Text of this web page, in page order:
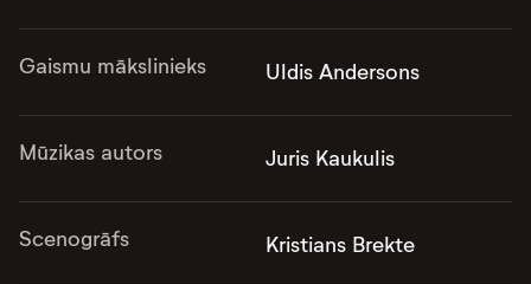
Gaismu mākslinieks Uldis Andersons
Mūzikas autors Juris Kaukulis
Scenogrāfs Kristians Brekte